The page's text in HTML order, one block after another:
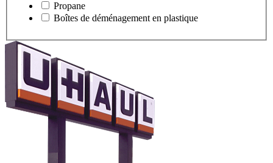
Propane
Boîtes de déménagement en plastique